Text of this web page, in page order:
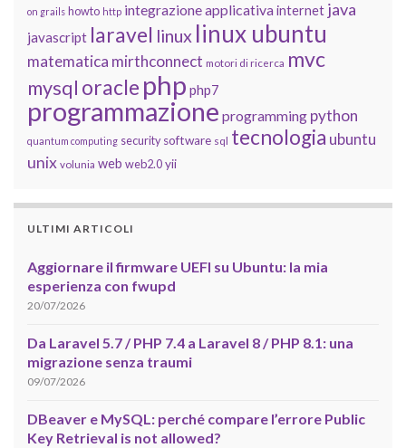
on grails howto http integrazione applicativainternet java
javascript laravel linux linux ubuntu
matematica mirthconnect motori di ricerca mvc
mysql oracle php php7
programmazione programming python
quantum computing security software sql tecnologia ubuntu
unix volunia web web2.0 yii
ULTIMI ARTICOLI
Aggiornare il firmware UEFI su Ubuntu: la mia
esperienza con fwupd
20/07/2026
Da Laravel 5.7 / PHP 7.4 a Laravel 8 / PHP 8.1: una
migrazione senza traumi
09/07/2026
DBeaver e MySQL: perché compare l’errore Public
Key Retrieval is not allowed?